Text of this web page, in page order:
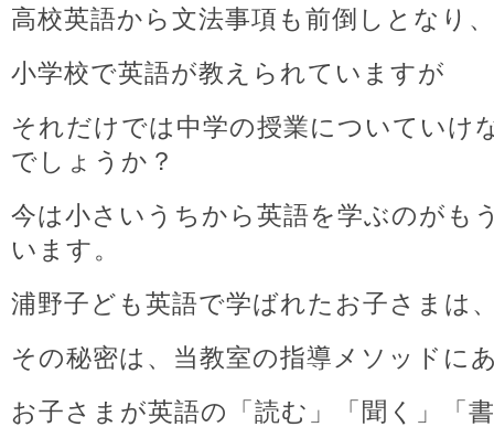
高校英語から文法事項も前倒しとなり
小学校で英語が教えられていますが
それだけでは中学の授業についていけ
でしょうか？
今は小さいうちから英語を学ぶのがも
います。
浦野子ども英語で学ばれたお子さまは
その秘密は、当教室の指導メソッドに
お子さまが英語の「読む」「聞く」「